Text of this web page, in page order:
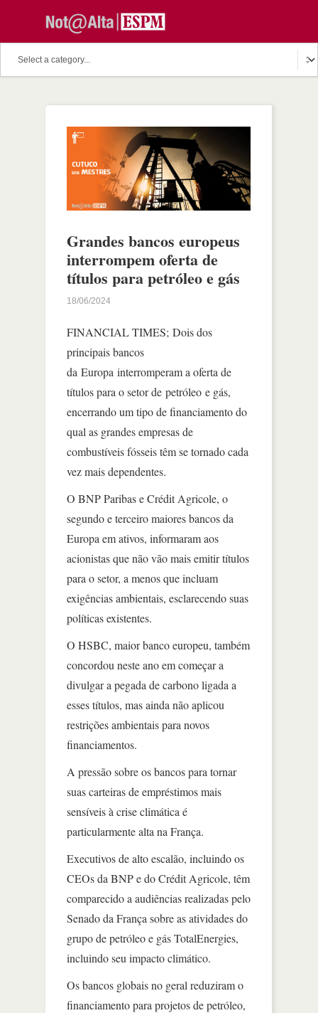
Grandes bancos europeus
interrompem oferta de
títulos para petróleo e gás
18/06/2024
FINANCIAL TIMES; Dois dos
principais bancos
da Europa interromperam a oferta de
títulos para o setor de petróleo e gás,
encerrando um tipo de financiamento do
qual as grandes empresas de
combustíveis fósseis têm se tornado cada
vez mais dependentes.
O BNP Paribas e Crédit Agricole, o
segundo e terceiro maiores bancos da
Europa em ativos, informaram aos
acionistas que não vão mais emitir títulos
para o setor, a menos que incluam
exigências ambientais, esclarecendo suas
políticas existentes.
O HSBC, maior banco europeu, também
concordou neste ano em começar a
divulgar a pegada de carbono ligada a
esses títulos, mas ainda não aplicou
restrições ambientais para novos
financiamentos.
A pressão sobre os bancos para tornar
suas carteiras de empréstimos mais
sensíveis à crise climática é
particularmente alta na França.
Executivos de alto escalão, incluindo os
CEOs da BNP e do Crédit Agricole, têm
comparecido a audiências realizadas pelo
Senado da França sobre as atividades do
grupo de petróleo e gás TotalEnergies,
incluindo seu impacto climático.
Os bancos globais no geral reduziram o
financiamento para projetos de petróleo,